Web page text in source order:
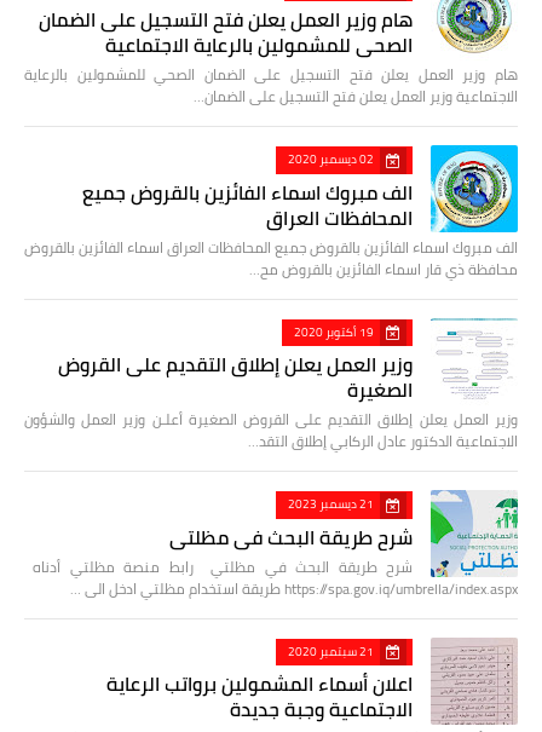
هام وزير العمل يعلن فتح التسجيل على الضمان
الصحي للمشمولين بالرعاية الاجتماعية
هام وزير العمل يعلن فتح التسجيل على الضمان الصحي للمشمولين بالرعاية
الاجتماعية وزير العمل يعلن فتح التسجيل على الضمان…
02 ديسمبر 2020
الف مبروك اسماء الفائزين بالقروض جميع
المحافظات العراق
الف مبروك اسماء الفائزين بالقروض جميع المحافظات العراق اسماء الفائزين بالقروض
محافظة ذي قار اسماء الفائزين بالقروض مح…
19 أكتوبر 2020
وزير العمل يعلن إطلاق التقديم على القروض
الصغيرة
وزير العمل يعلن إطلاق التقديم على القروض الصغيرة أعلـن وزير العمل والشؤون
الاجتماعية الدكتور عادل الركابي إطلاق التقد…
21 ديسمبر 2023
شرح طريقة البحث في مظلتي
شرح طريقة البحث في مظلتي رابط منصة مظلتي أدناه
https://spa.gov.iq/umbrella/index.aspx طريقة استخدام مظلتي ادخل الى …
21 سبتمبر 2020
اعلان أسماء المشمولين برواتب الرعاية
الاجتماعية وجبة جديدة